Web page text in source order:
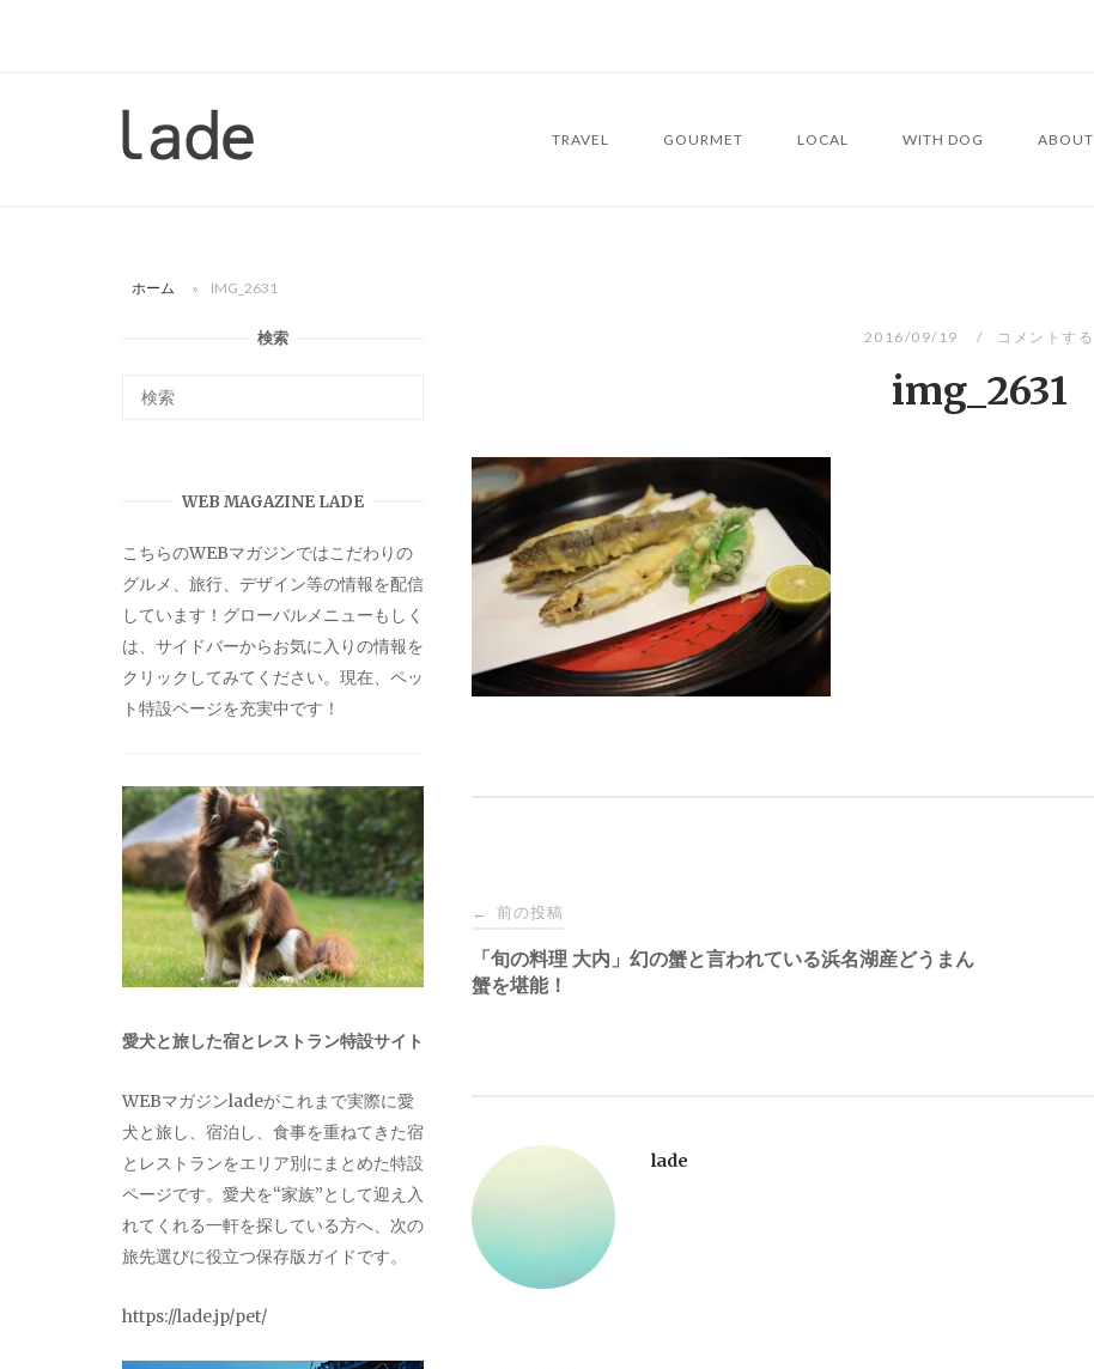
ー
TRAVEL GOURMET LOCAL WITH DOG ABOUT
ホーム » IMG_2631
2016/09/19 コメントする
img_2631
投
稿
ゲ
ー
シ
← 前の投稿
「旬の料理 大内」幻の蟹と言われている浜名湖産どうまん
蟹を堪能！
lade
検索
WEB MAGAZINE LADE
こちらのWEBマガジンではこだわりの
グルメ、旅行、デザイン等の情報を配信
しています！グローバルメニューもしく
は、サイドバーからお気に入りの情報を
クリックしてみてください。現在、ペッ
ト特設ページを充実中です！
愛犬と旅した宿とレストラン特設サイト
WEBマガジンladeがこれまで実際に愛
犬と旅し、宿泊し、食事を重ねてきた宿
とレストランをエリア別にまとめた特設
ページです。愛犬を“家族”として迎え入
れてくれる一軒を探している方へ、次の
旅先選びに役立つ保存版ガイドです。
https://lade.jp/pet/